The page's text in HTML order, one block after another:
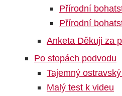
Přírodní
Přírodní
Anketa Děkuji za
Po stopách podvodu
Tajemný
Malý test k videu